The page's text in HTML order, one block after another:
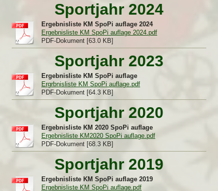
Sportjahr 2024
Ergebnisliste KM SpoPi auflage 2024
Ergebnisliste KM SpoPi auflage 2024.pdf
PDF-Dokument [63.0 KB]
Sportjahr 2023
Ergebnisliste KM SpoPi auflage
Ergrbnisliste KM SpoPi auflage.pdf
PDF-Dokument [64.3 KB]
Sportjahr 2020
Ergebnisliste KM 2020 SpoPi auflage
Ergebnisliste KM2020 SpoPi auflage.pdf
PDF-Dokument [68.3 KB]
Sportjahr 2019
Ergebnisliste KM SpoPi auflage 2019
Ergebnisliste KM SpoPi auflage.pdf